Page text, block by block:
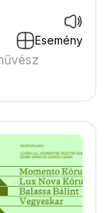
Esemény